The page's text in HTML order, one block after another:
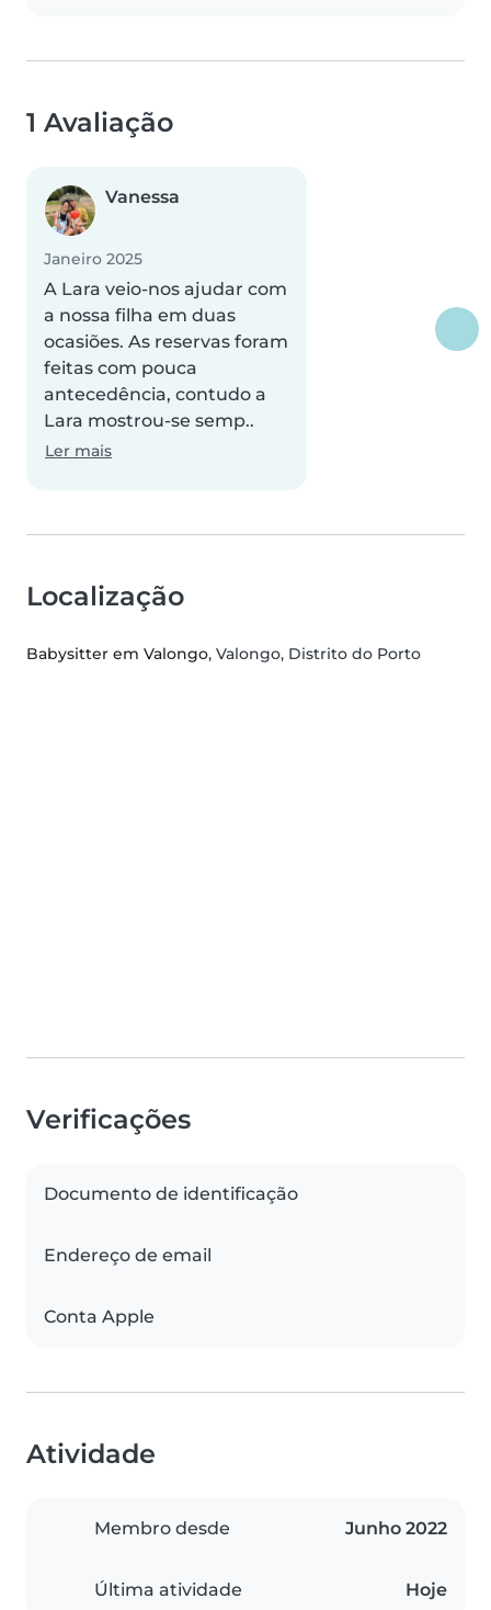
1 Avaliação
Vanessa
Janeiro 2025
A Lara veio-nos ajudar com
a nossa filha em duas
ocasiões. As reservas foram
feitas com pouca
antecedência, contudo a
Lara mostrou-se semp..
Ler mais
Localização
Babysitter em Valongo, Valongo, Distrito do Porto
Verificações
Documento de identificação
Endereço de email
Conta Apple
Atividade
Membro desde Junho 2022
Última atividade Hoje